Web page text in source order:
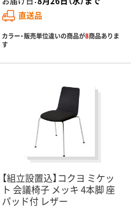
直送品
カラー・販売単位違いの商品が8商品ありま
す
【組立設置込】コクヨ ミケッ
ト 会議椅子 メッキ 4本脚 座
パッド付 レザー